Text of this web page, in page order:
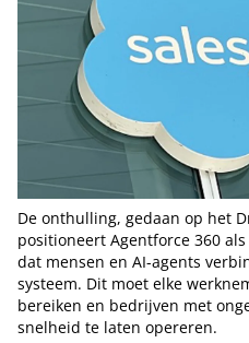
De onthulling, gedaan op het
positioneert Agentforce 360
dat mensen en AI-agents
systeem. Dit moet elke
bereiken en bedrijven met
snelheid te laten opereren.